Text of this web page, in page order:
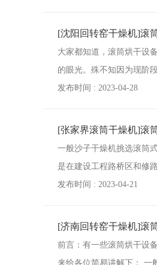
[沈阳回转窑干燥机]滚
大家都知道，滚筒烘干设
的眼光。殊不知因为现阶
发布时间 : 2023-04-28
[张家界滚筒干燥机]滚
一般沙子干燥机挑选滚筒
是在建设工程路桥区和修
发布时间 : 2023-04-21
[济南回转窑干燥机]滚
前言：有一些滚筒烘干设
来给各位简易讲解下： 一